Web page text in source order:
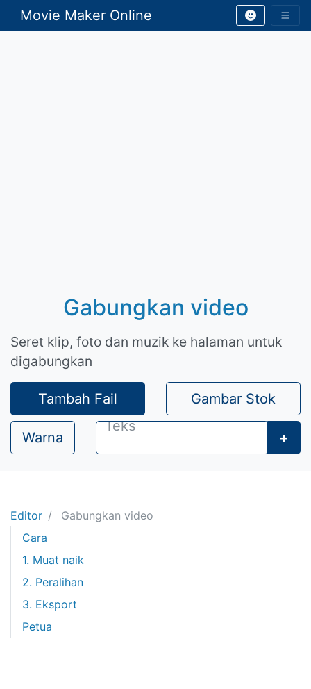
Movie Maker Online
Gabungkan video
Seret klip, foto dan muzik ke halaman untuk
digabungkan
Tambah Fail Gambar Stok
Warna +
Editor
Gabungkan video
Cara
1. Muat naik
2. Peralihan
3. Eksport
Petua